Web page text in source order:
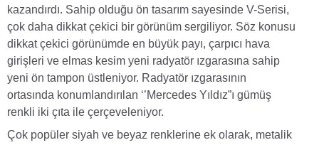
kazandırdı. Sahip olduğu ön tasarım sayesinde V-Serisi,
çok daha dikkat çekici bir görünüm sergiliyor. Söz konusu
dikkat çekici görünümde en büyük payı, çarpıcı hava
girişleri ve elmas kesim yeni radyatör ızgarasına sahip
yeni ön tampon üstleniyor. Radyatör ızgarasının
ortasında konumlandırılan ‘’Mercedes Yıldız”ı gümüş
renkli iki çıta ile çerçeveleniyor.
Çok popüler siyah ve beyaz renklerine ek olarak, metalik